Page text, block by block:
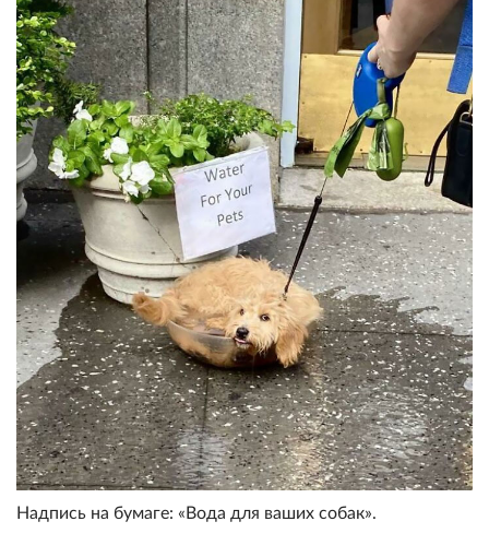
Надпись на бумаге: «Вода для ваших собак».